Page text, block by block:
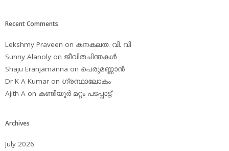
Recent Comments
Lekshmy Praveen on കനകലത. വി. വി
Sunny Alanoly on ജീവിതചിന്തകള്‍
Shaju Eranjamanna on പെരുമണ്ണാന്‍
Dr K A Kumar on ഗ്രന്ഥാലോകം
Ajith A on കണ്ടിയൂര്‍ മറ്റം പടപ്പാട്ട്‌
Archives
July 2026